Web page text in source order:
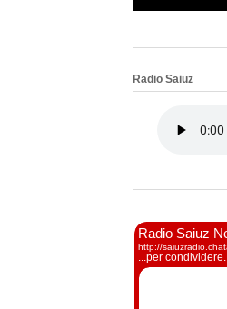
Radio Saiuz